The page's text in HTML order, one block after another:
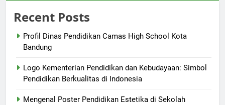
Recent Posts
Profil Dinas Pendidikan Camas High School Kota
Bandung
Logo Kementerian Pendidikan dan Kebudayaan: Simbol
Pendidikan Berkualitas di Indonesia
Mengenal Poster Pendidikan Estetika di Sekolah